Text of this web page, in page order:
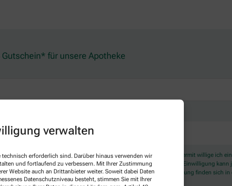
verwalten
erforderlich sind. Darüber hinaus verwenden wir
und fortlaufend zu verbessern. Mit Ihrer Zustimmung
Website auch an Drittanbieter weiter. Soweit dabei Daten
Datenschutzniveau besteht, stimmen Sie mit Ihrer
für unsere Apotheke
Alliance Healthcare Deutschland GmbH (AHD) angeboten wird. Hiermit willige ich
und die Analyse des Newsletters den Dienstleister Emarsys ein. Die Einwilligung kann
Kontaktmöglichkeiten dafür und weitere Angaben zur Datenverarbeitung finden sich in